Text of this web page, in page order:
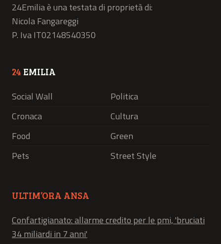
24Emilia è una testata di proprietà di:
Nicola Fangareggi
P. Iva IT02148540350
24 EMILIA
Social Wall
Politica
Cronaca
Cultura
Food
Green
Pets
Street Style
ULTIM’ORA ANSA
Confartigianato: allarme credito per le pmi, 'bruciati
34 miliardi in 7 anni'